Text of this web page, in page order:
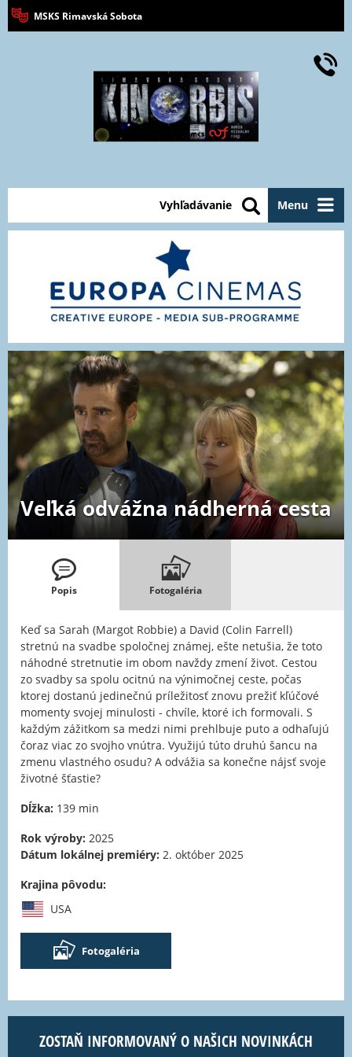
MSKS Rimavská Sobota
Menu
Vyhľadávanie
Veľká odvážna nádherná cesta
Popis Fotogaléria
Keď sa Sarah (Margot Robbie) a David (Colin Farrell)
stretnú na svadbe spoločnej známej, ešte netušia, že toto
náhodné stretnutie im obom navždy zmení život. Cestou
zo svadby sa spolu ocitnú na výnimočnej ceste, počas
ktorej dostanú jedinečnú príležitosť znovu prežiť kľúčové
momenty svojej minulosti - chvíle, ktoré ich formovali. S
každým zážitkom sa medzi nimi prehlbuje puto a odhaľujú
čoraz viac zo svojho vnútra. Využijú túto druhú šancu na
zmenu vlastného osudu? A odvážia sa konečne nájsť svoje
životné šťastie?
Dĺžka: 139 min
Rok výroby: 2025
Dátum lokálnej premiéry: 2. október 2025
Krajina pôvodu:
USA
Fotogaléria
ZOSTAŇ INFORMOVANÝ O NAŠICH NOVINKÁCH